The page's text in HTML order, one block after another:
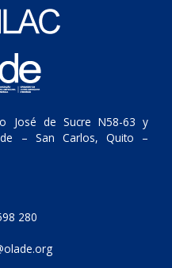
José de Sucre N58-63 y
– San Carlos, Quito –
280